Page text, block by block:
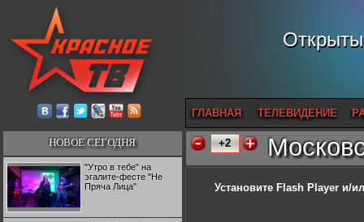
ГЛАВНАЯ ТЕЛЕВИДЕНИЕ
НОВОЕ СЕГОДНЯ
"Утро в тебе" на
эгалите-фесте "Не
Пряча Лица"
+2
Установите Flash Player и/